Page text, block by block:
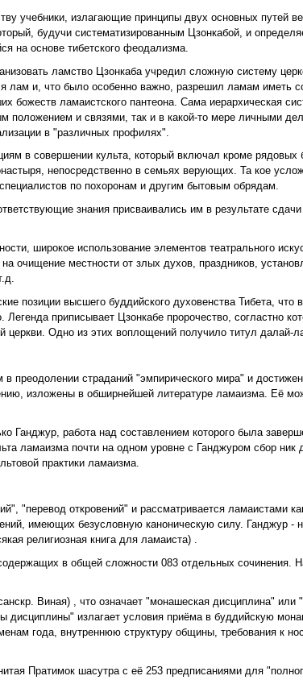
учебники, излагающие принципы двух основных путей
будучи систематизированным Цзонкабой, и
на основе тибетского феодализма.
ламство Цзонкаба учредил сложную систему
лам и, что было особенно важно, разрешил ламам иметь
божеств ламаистского пантеона. Сама иерархическая
положением и связями, так и в какой-то мере личными
в "различных профилях".
в совершении культа, который включал кроме
непосредственно в семьях верующих. Та кое
по похоронам и другим бытовым обрядам.
знания присваивались им в результате
широкое использование элементов театрального
очищение местности от злых духов, праздников,
позиции высшего буддийского духовенства Тибета,
приписывает Цзонкабе пророчество, согластно
Одно из этих воплощений получило титул далай-
преодолении страданий "эмпирического мира" и
изложены в обширнейшей литературе ламаизма. Её
Ганджур, работа над составлением которого была
ламаизма почти на одном уровне с Ганджуром сбор ник
практики ламаизма.
"перевод откровений" и рассматривается ламаистами
имеющих безусловную каноническую силу. Ганджур -
религиозная книга для ламаиста) .
в общей сложности 083 отдельных сочинения.
Виная) , что означает "монашеская дисциплина"
дисциплины" излагает условия приёма в буддийскую
года, внутреннюю структуру общины, требования к
Пратимок шасутра с её 253 предписаниями для